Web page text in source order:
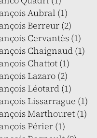
Aubral (1)
Berreur (2)
Cervantès (1)
Chaignaud (1)
Chattot (1)
Lazaro (2)
Léotard (1)
Lissarrague (1)
Marthouret (1)
Périer (1)